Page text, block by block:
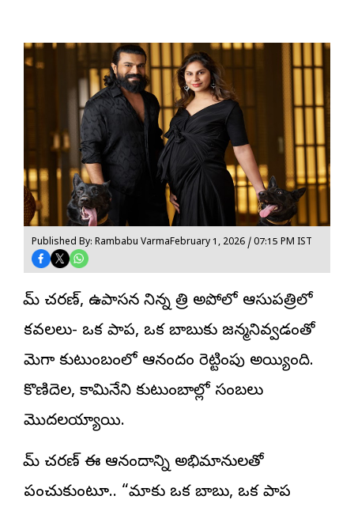
Published By: Rambabu VarmaFebruary 1, 2026 / 07:15 PM IST
రామ్ చరణ్, ఉపాసన నిన్న రాత్రి అపోలో ఆసుపత్రిలో
కవలలు- ఒక పాప, ఒక బాబుకు జన్మనివ్వడంతో
మెగా కుటుంబంలో ఆనందం రెట్టింపు అయ్యింది.
కొణిదెల, కామినేని కుటుంబాల్లో సంబరాలు
మొదలయ్యాయి.
రామ్ చరణ్ ఈ ఆనందాన్ని అభిమానులతో
పంచుకుంటూ.. “మాకు ఒక బాబు, ఒక పాప